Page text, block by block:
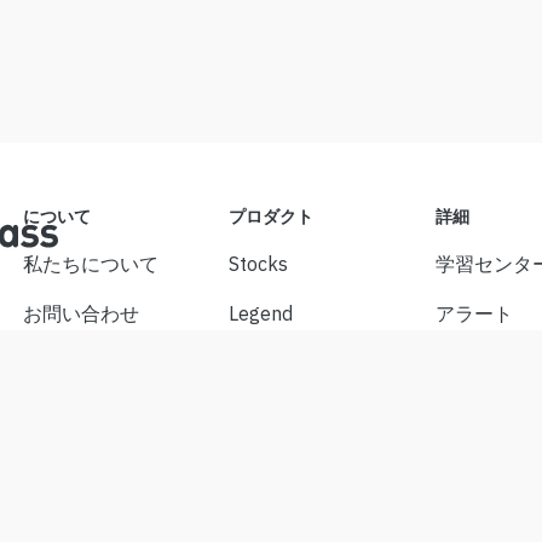
について
私たちについて
お問い合わせ
プロダクト
Stocks
Legend
詳細
学習センタ
アラート